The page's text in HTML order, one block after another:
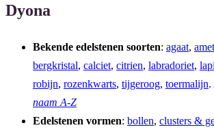
Dyona
Bekende edelstenen soorten: agaat,
bergkristal, calciet, citrien, labradoriet,
robijn, rozenkwarts, tijgeroog, toermalijn.
naam A-Z
Edelstenen vormen: bollen, clusters &